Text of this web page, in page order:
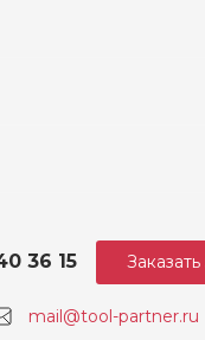
mail@tool-partner.ru
36 15